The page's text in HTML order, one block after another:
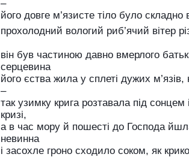
–
його довге м’язисте тіло було складно
прохолодний вологий риб’ячий вітер
він був частиною давно вмерлого
серцевина
його єства жила у сплеті дужих
–
так узимку крига розтавала під сонцем
кризі,
а в час мору й пошесті до Господа
невинна
і засохле гроно сходило соком, як